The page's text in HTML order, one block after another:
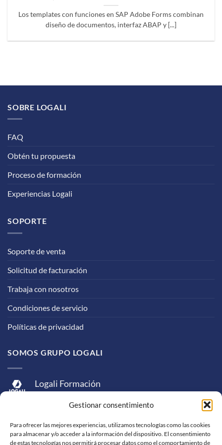
Gestionar consentimiento
Para ofrecer las mejores experiencias, utilizamos tecnologías como las cookies
para almacenar y/o acceder a la información del dispositivo. El consentimiento
de estas tecnologías nos permitirá procesar datos como el comportamiento de
Los templates con funciones en SAP Adobe Forms combinan
diseño de documentos, interfaz ABAP y [...]
SOBRE LOGALI
FAQ
Obtén tu propuesta
Proceso de formación
Experiencias Logali
SOPORTE
Soporte de venta
Solicitud de facturación
Trabaja con nosotros
Condiciones de servicio
Políticas de privacidad
SOMOS GRUPO LOGALI
Logali Formación
Logali Consultoría
Logali Ingeniería